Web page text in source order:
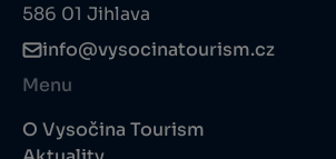
586 01 Jihlava
info@vysocinatourism.cz
Menu
O Vysočina Tourism